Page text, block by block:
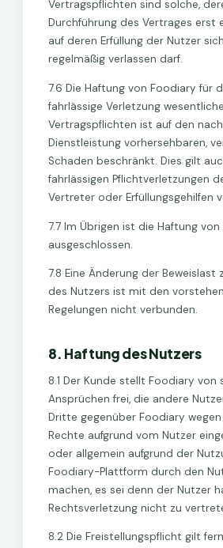
Vertragspflichten sind solche,
Durchführung des Vertrages erst
auf deren Erfüllung der Nutzer
regelmäßig verlassen darf.
7.6 Die Haftung von Foodiary für
fahrlässige Verletzung
Vertragspflichten ist auf den
Dienstleistung vorhersehbaren,
Schaden beschränkt. Dies gilt
fahrlässigen Pflichtverletzungen
Vertreter oder Erfüllungsgehilfen
7.7 Im Übrigen ist die Haftung
ausgeschlossen.
7.8 Eine Änderung der Beweislast
des Nutzers ist mit den
Regelungen nicht verbunden.
8. Haftung des Nutzers
8.1 Der Kunde stellt Foodiary von
Ansprüchen frei, die andere
Dritte gegenüber Foodiary
Rechte aufgrund vom Nutzer
oder allgemein aufgrund der
Foodiary-Plattform durch den
machen, es sei denn der Nutzer
Rechtsverletzung nicht zu
8.2 Die Freistellungspflicht gilt